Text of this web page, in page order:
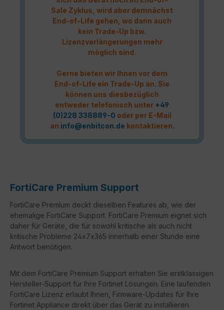
Sale Zyklus, wird aber demnächst
End-of-Life gehen, wo dann auch
kein Trade-Up bzw.
Lizenzverlängerungen mehr
möglich sind.
Gerne bieten wir Ihnen vor dem
End-of-Life ein Trade-Up an. Sie
können uns diesbezüglich
entweder telefonisch unter +49
(0)228 338889-0 oder per E-Mail
an info@enbitcon.de kontaktieren.
FortiCare Premium Support
FortiCare Premium deckt dieselben Features ab, wie der
ehemalige FortiCare Support. FortiCare Premium eignet sich
daher für Geräte, die für sowohl kritische als auch nicht
kritische Probleme 24x7x365 innerhalb einer Stunde eine
Antwort benötigen.
Mit dem FortiCare Premium Support erhalten Sie erstklassigen
Hersteller-Support für Ihre Fortinet Lösungen. Eine laufenden
FortiCare Lizenz erlaubt Ihnen, Firmware-Updates für Ihre
Fortinet Appliance direkt über das Gerät zu installieren.